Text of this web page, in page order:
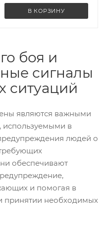
В КОРЗИНУ
боя и
сигналы
ситуаций
являются важными
используемыми в
людей о
обеспечивают
и помогая в
принятии необходимых